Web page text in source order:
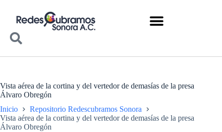
Vista aérea de la cortina y del vertedor de demasías de la presa
Álvaro Obregón
Inicio
Repositorio Redescubramos Sonora
Vista aérea de la cortina y del vertedor de demasías de la presa
Álvaro Obregón